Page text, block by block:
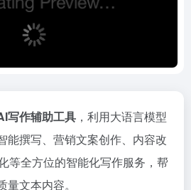
写作辅助工具 ，利用大语言模型
能撰写、营销文案创作、内容改
等全方位的智能化写作服务，帮
文本内容。